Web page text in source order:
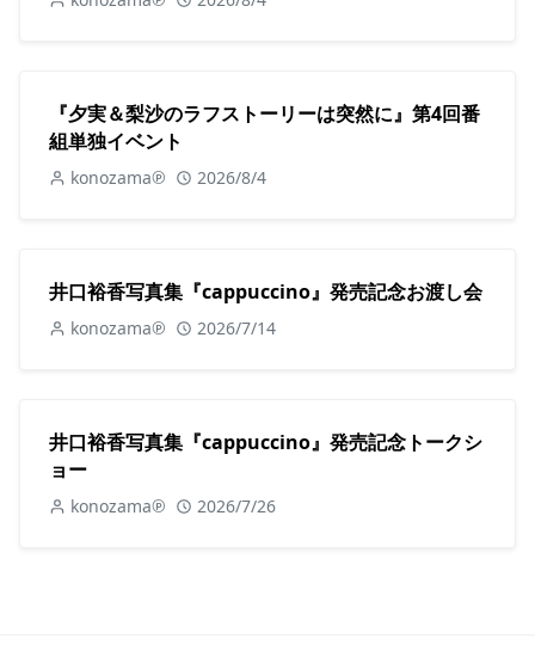
『夕実＆梨沙のラフストーリーは突然に』第4回番
組単独イベント
konozama℗ 2026/8/4
井口裕香写真集『cappuccino』発売記念お渡し会
konozama℗ 2026/7/14
井口裕香写真集『cappuccino』発売記念トークシ
ョー
konozama℗ 2026/7/26